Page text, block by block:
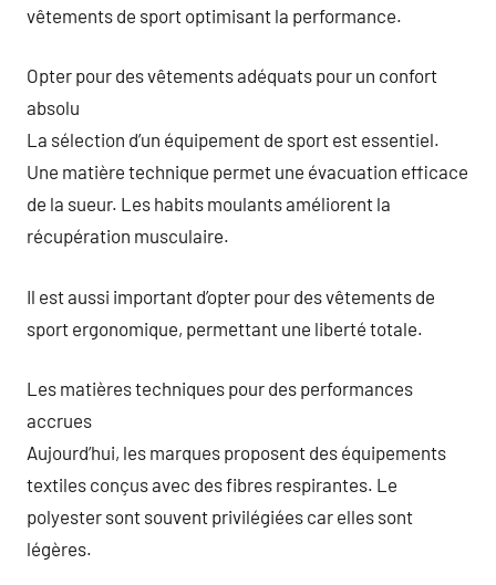
vêtements de sport optimisant la performance.
Opter pour des vêtements adéquats pour un confort
absolu
La sélection d’un équipement de sport est essentiel.
Une matière technique permet une évacuation efficace
de la sueur. Les habits moulants améliorent la
récupération musculaire.
Il est aussi important d’opter pour des vêtements de
sport ergonomique, permettant une liberté totale.
Les matières techniques pour des performances
accrues
Aujourd’hui, les marques proposent des équipements
textiles conçus avec des fibres respirantes. Le
polyester sont souvent privilégiées car elles sont
légères.